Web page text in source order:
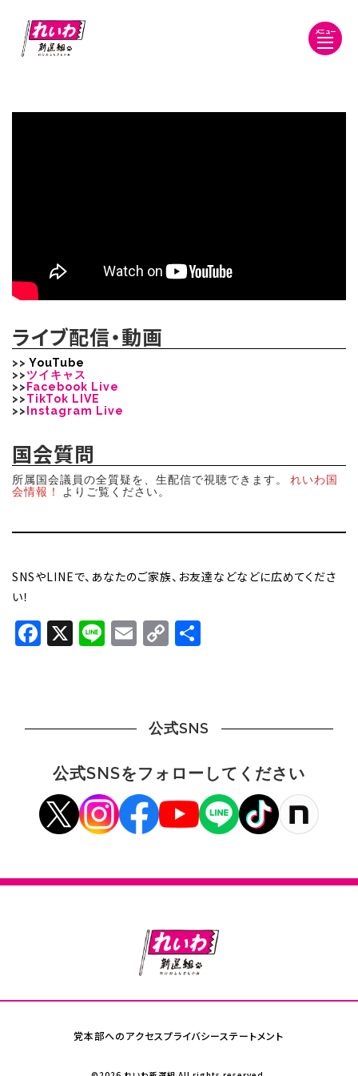
メニュー
ライブ配信・動画
>> YouTube
>>ツイキャス
>> Facebook Live
>>TikTok LIVE
>> Instagram Live
国会質問
所属国会議員の全質疑を、生配信で視聴できます。
れいわ国
会情報！
よりご覧ください。
SNSやLINEで、あなたのご家族、お友達などなどに広めてくださ
い！
Facebook
X LineEmail
Copy
公式SNS
公式SNSをフォローしてください
党本部へのアクセスプライバシーステートメント